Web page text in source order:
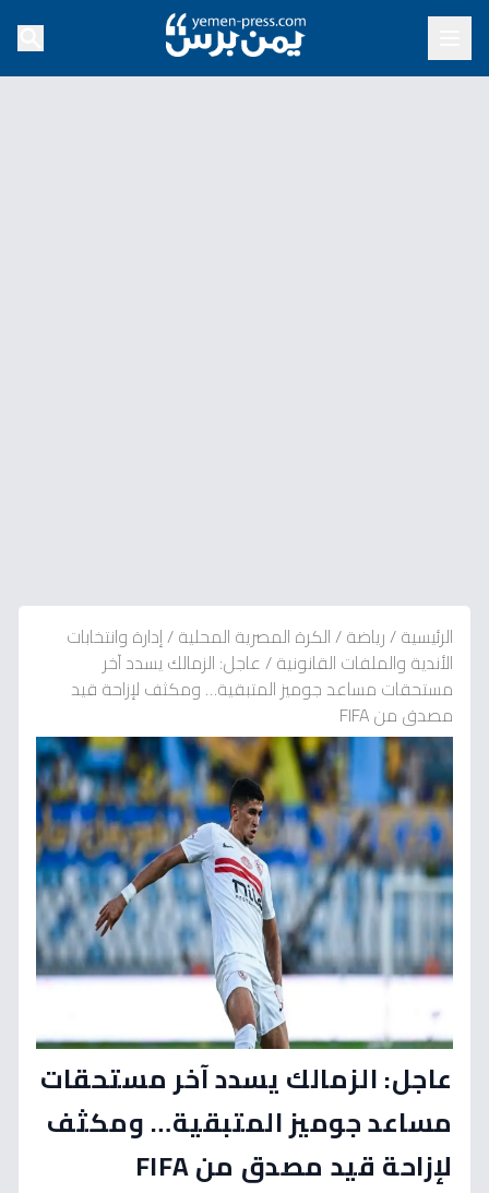
الرئيسية/رياضة/الكرة المصرية المحلية/إدارة وانتخابات
الأندية والملفات القانونية/عاجل: الزمالك يسدد آخر
مستحقات مساعد جوميز المتبقية… ومكثف لإزاحة قيد
مصدق من FIFA
عاجل: الزمالك يسدد آخر مستحقات
مساعد جوميز المتبقية… ومكثف
لإزاحة قيد مصدق من FIFA